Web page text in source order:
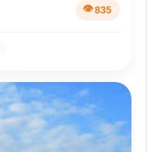
835